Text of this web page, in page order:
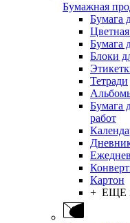
Бумажная
Бумага
Бумага
Блоки
Тетради
Бумага
работ
Картон
+ ЕЩЕ